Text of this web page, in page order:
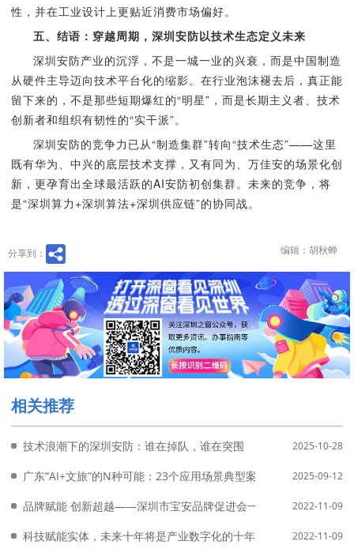
性，并在工业设计上更贴近消费市场偏好。
五、结语：穿越周期，深圳安防以技术生态定义未来
深圳安防产业的沉浮，不是一城一业的兴衰，而是中国制造
从硬件主导迈向技术平台化的缩影。在行业泡沫褪去后，真正能
留下来的，不是那些短期爆红的“明星”，而是长期主义者、技术
创新者和组织有韧性的“实干派”。
深圳安防的竞争力已从“制造集群”转向“技术生态”——这里
既有华为、中兴的底层技术支撑，又有同为、万佳安的场景化创
新，更孕育出全球最活跃的AI安防初创集群。未来的竞争，将
是“深圳算力+深圳算法+深圳供应链”的协同战。
分享到： 编辑：胡秋蝉
相关推荐
技术浪潮下的深圳安防：谁在掉队，谁在突围 2025-10-28
广东“AI+文旅”的N种可能：23个应用场景典型案例和孵化项目正式
2025-09-12
品牌赋能 创新超越——深圳市宝安品牌促进会一届三次会议成功举
2022-11-09
科技赋能实体，未来十年将是产业数字化的十年 2022-11-09